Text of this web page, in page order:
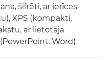
šifrēti, ar ierīces
XPS (kompakti,
ar lietotāja
Word)